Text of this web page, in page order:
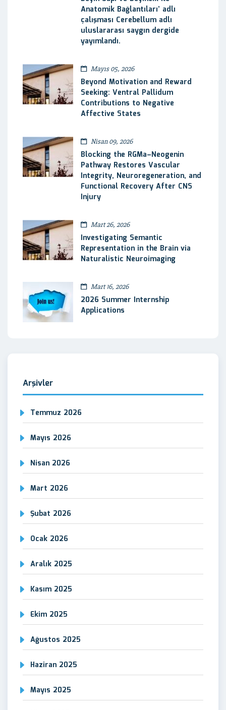
Anatomik Bağlantıları’ adlı
çalışması Cerebellum adlı
uluslararası saygın dergide
yayımlandı.
Mayıs 05, 2026
Beyond Motivation and Reward
Seeking: Ventral Pallidum
Contributions to Negative
Affective States
Nisan 09, 2026
Blocking the RGMa–Neogenin
Pathway Restores Vascular
Integrity, Neuroregeneration, and
Functional Recovery After CNS
Injury
Mart 26, 2026
Investigating Semantic
Representation in the Brain via
Naturalistic Neuroimaging
Mart 16, 2026
2026 Summer Internship
Applications
Arşivler
Temmuz 2026
Mayıs 2026
Nisan 2026
Mart 2026
Şubat 2026
Ocak 2026
Aralık 2025
Kasım 2025
Ekim 2025
Ağustos 2025
Haziran 2025
Mayıs 2025